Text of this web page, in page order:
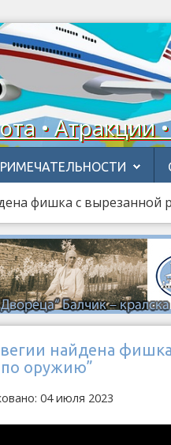
• Атракции
фишка с вырезанной
найдена
по оружию”
04 июля 2023